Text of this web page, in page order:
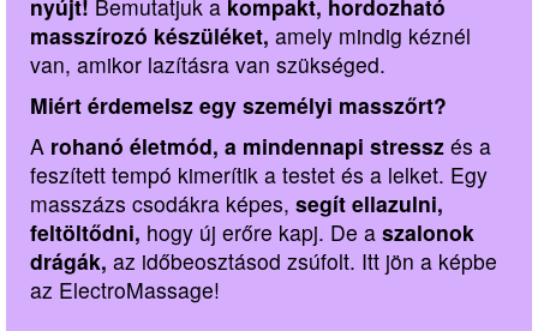
nyújt! Bemutatjuk a kompakt, hordozható
masszírozó készüléket, amely mindig kéznél
van, amikor lazításra van szükséged.
Miért érdemelsz egy személyi masszőrt?
A rohanó életmód, a mindennapi stressz és a
feszített tempó kimerítik a testet és a lelket. Egy
masszázs csodákra képes, segít ellazulni,
feltöltődni, hogy új erőre kapj. De a szalonok
drágák, az időbeosztásod zsúfolt. Itt jön a képbe
az ElectroMassage!